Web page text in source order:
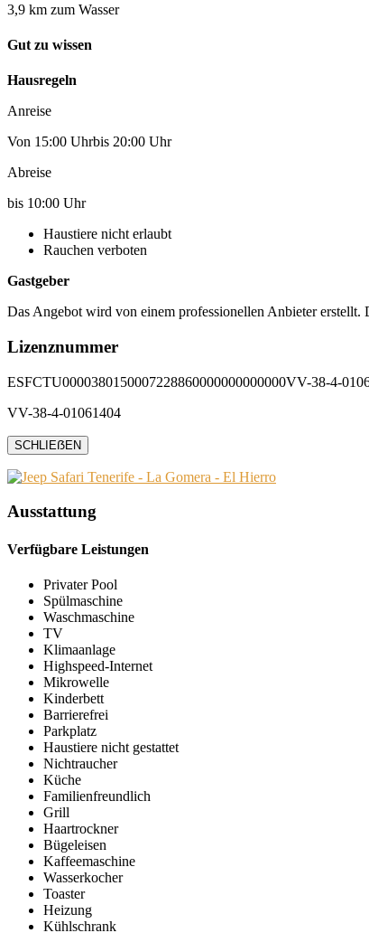
3,9 km zum Wasser
Gut zu wissen
Hausregeln
Anreise
Von 15:00 Uhrbis 20:00 Uhr
Abreise
bis 10:00 Uhr
Haustiere nicht erlaubt
Rauchen verboten
Gastgeber
Das Angebot wird von einem professionellen Anbieter erstellt.
Lizenznummer
ESFCTU0000380150007228860000000000000VV-38-4-
VV-38-4-01061404
SCHLIEẞEN
Ausstattung
Verfügbare Leistungen
Privater Pool
Spülmaschine
Waschmaschine
TV
Klimaanlage
Highspeed-Internet
Mikrowelle
Kinderbett
Barrierefrei
Parkplatz
Haustiere nicht gestattet
Nichtraucher
Küche
Familienfreundlich
Grill
Haartrockner
Bügeleisen
Kaffeemaschine
Wasserkocher
Toaster
Heizung
Kühlschrank